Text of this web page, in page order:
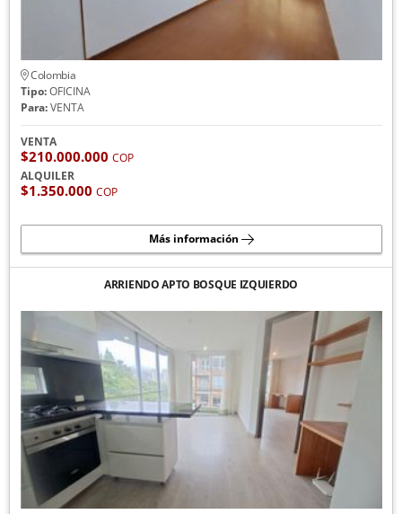
Colombia
Tipo:OFICINA
Para:VENTA
VENTA
$210.000.000 COP
ALQUILER
$1.350.000 COP
Más información
ARRIENDO APTO BOSQUE IZQUIERDO